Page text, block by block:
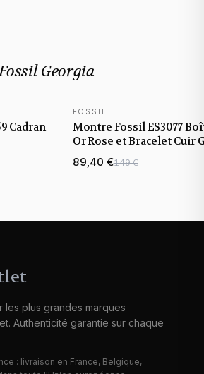
Georgia
Cadran
FOSSIL
Montre Fossil ES3077
Or Rose et Bracelet Cuir
89,40 €149 €
les plus grandes marques
Authenticité garantie sur chaque
: livraison en France, Belgique,